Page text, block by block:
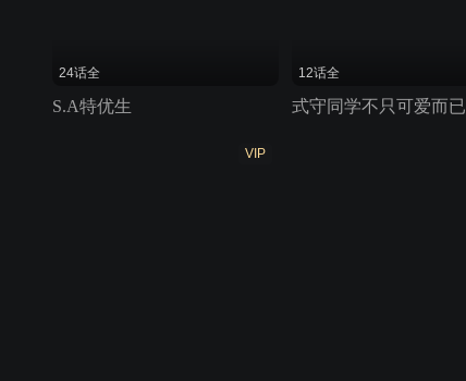
24话全
S.A特优生
12话全
式守同学不只可爱而已
VIP